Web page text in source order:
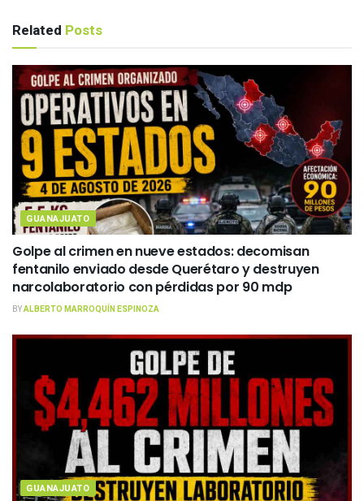
Related Posts
GUANAJUATO
Golpe al crimen en nueve estados: decomisan
fentanilo enviado desde Querétaro y destruyen
narcolaboratorio con pérdidas por 90 mdp
BYALBERTO MARROQUÍN ESPINOZA
GUANAJUATO